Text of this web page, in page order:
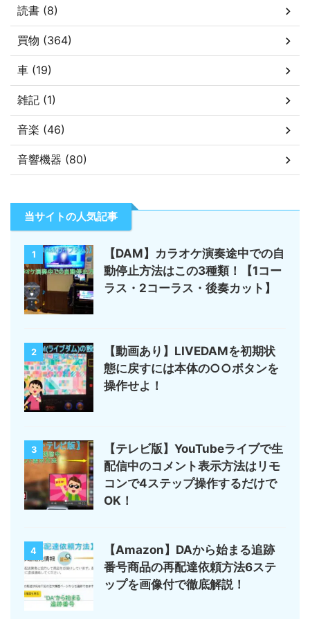
読書 (8)
買物 (364)
車 (19)
雑記 (1)
音楽 (46)
音響機器 (80)
当サイトの人気記事
1
【DAM】カラオケ演奏途中での自
動停止方法はこの3種類！【1コー
ラス・2コーラス・後奏カット】
2
【動画あり】LIVEDAMを初期状
態に戻すには本体の○○ボタンを
操作せよ！
3
【テレビ版】YouTubeライブで生
配信中のコメント表示方法はリモ
コンで4ステップ操作するだけで
OK！
4
【Amazon】DAから始まる追跡
番号商品の再配達依頼方法6ステ
ップを画像付で徹底解説！